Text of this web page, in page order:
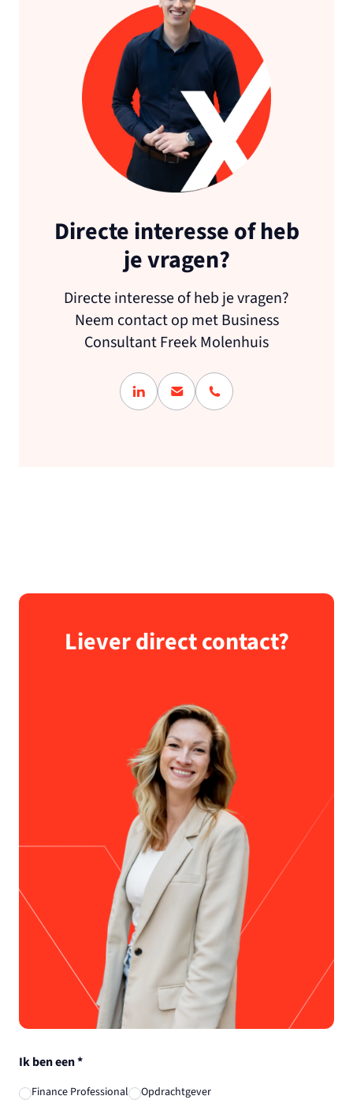
Directe interesse of heb
je vragen?
Directe interesse of heb je vragen?
Neem contact op met Business
Consultant Freek Molenhuis
Liever direct contact?
Ik ben een*
Finance Professional Opdrachtgever